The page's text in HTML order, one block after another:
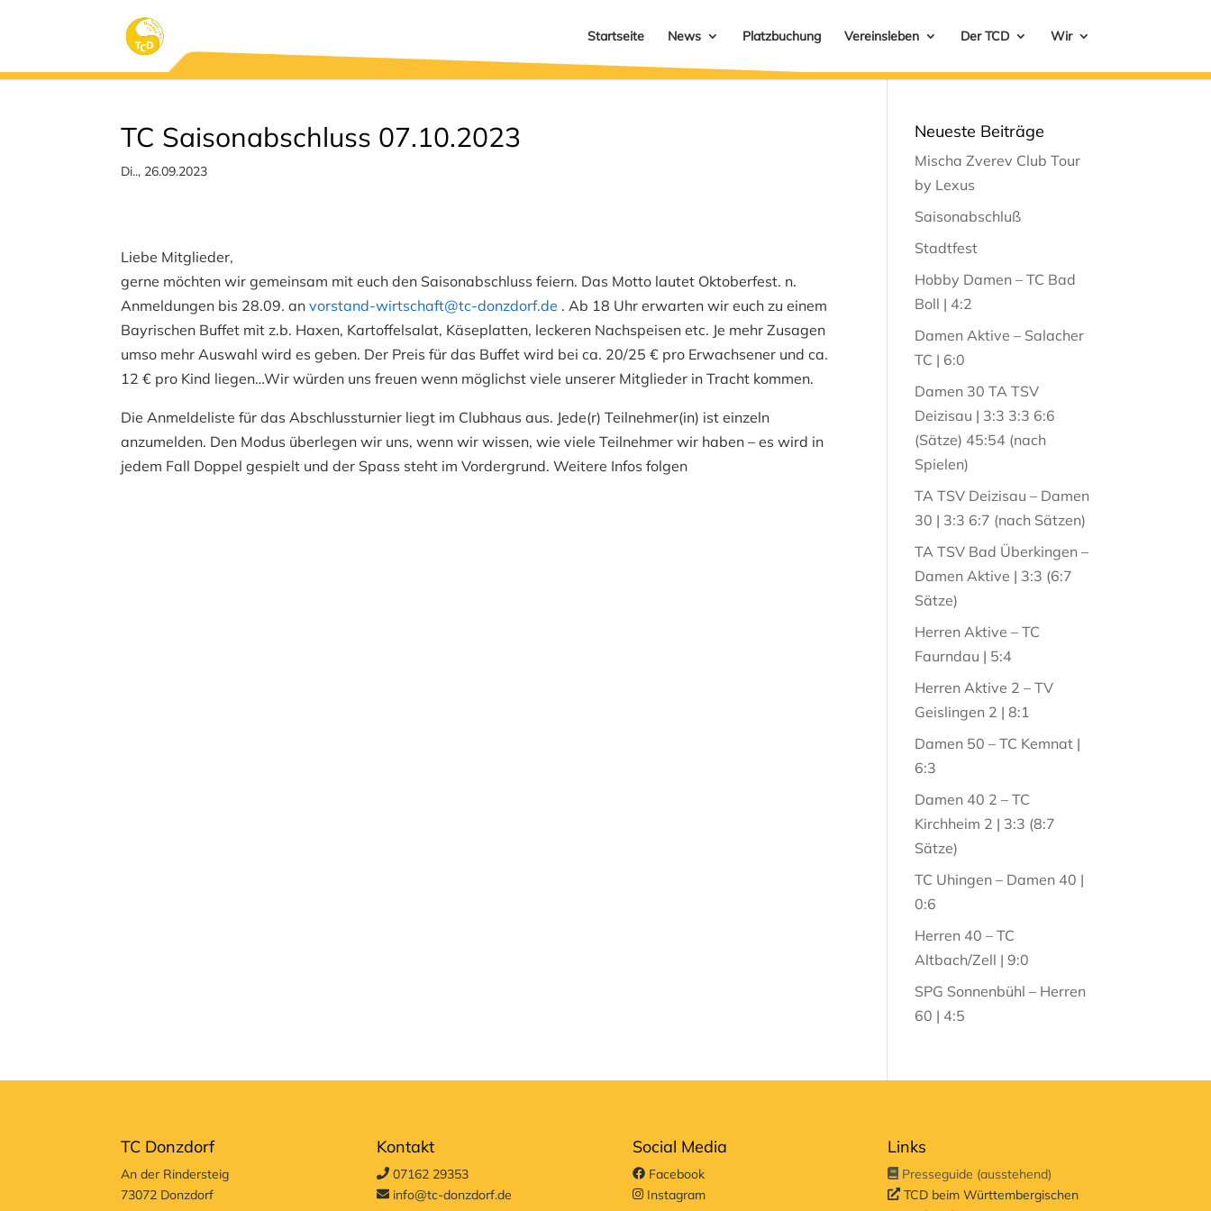
Startseite News Platzbuchung Vereinsleben Der TCD Wir
TC Saisonabschluss 07.10.2023
Di.., 26.09.2023
Liebe Mitglieder,
gerne möchten wir gemeinsam mit euch den Saisonabschluss feiern. Das Motto lautet Oktoberfest. n.
Anmeldungen bis 28.09. anvorstand-wirtschaft@tc-donzdorf.de . Ab 18 Uhr erwarten wir euch zu einem
Bayrischen Buffet mit z.b. Haxen, Kartoffelsalat, Käseplatten, leckeren Nachspeisen etc. Je mehr Zusagen
umso mehr Auswahl wird es geben. Der Preis für das Buffet wird bei ca. 20/25 € pro Erwachsener und ca.
12 € pro Kind liegen…Wir würden uns freuen wenn möglichst viele unserer Mitglieder in Tracht kommen.
Die Anmeldeliste für das Abschlussturnier liegt im Clubhaus aus. Jede(r) Teilnehmer(in) ist einzeln
anzumelden. Den Modus überlegen wir uns, wenn wir wissen, wie viele Teilnehmer wir haben – es wird in
jedem Fall Doppel gespielt und der Spass steht im Vordergrund. Weitere Infos folgen
Neueste Beiträge
Mischa Zverev Club Tour
by Lexus
Saisonabschluß
Stadtfest
Hobby Damen – TC Bad
Boll | 4:2
Damen Aktive – Salacher
TC | 6:0
Damen 30 TA TSV
Deizisau | 3:3 3:3 6:6
(Sätze) 45:54 (nach
Spielen)
TA TSV Deizisau – Damen
30 | 3:3 6:7 (nach Sätzen)
TA TSV Bad Überkingen –
Damen Aktive | 3:3 (6:7
Sätze)
Herren Aktive – TC
Faurndau | 5:4
Herren Aktive 2 – TV
Geislingen 2 | 8:1
Damen 50 – TC Kemnat |
6:3
Damen 40 2 – TC
Kirchheim 2 | 3:3 (8:7
Sätze)
TC Uhingen – Damen 40 |
0:6
Herren 40 – TC
Altbach/Zell | 9:0
SPG Sonnenbühl – Herren
60 | 4:5
TC Donzdorf
An der Rindersteig
73072 Donzdorf
Kontakt
07162 29353
info@tc-donzdorf.de
Social Media
Facebook
Instagram
Links
Presseguide (ausstehend)
TCD beim Württembergischen